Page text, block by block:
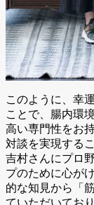
このように、幸
ことで、腸内環
高い専門性をお
対談を実現する
吉村さんにプロ
プのために心が
的な知見から「
ていただいてお